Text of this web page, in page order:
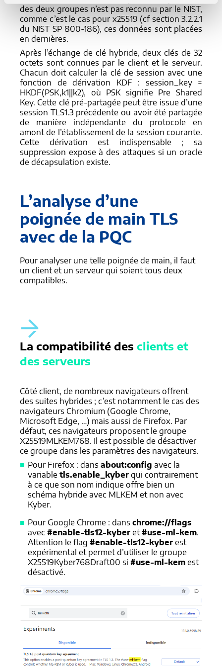
des deux groupes n’est pas reconnu par le NIST,
comme c’est le cas pour x25519 (cf section 3.2.2.1
du NIST SP 800-186), ces données sont placées
en dernières.
Après l’échange de clé hybride, deux clés de 32
octets sont connues par le client et le serveur.
Chacun doit calculer la clé de session avec une
fonction de dérivation KDF : session_key =
HKDF(PSK,k1||k2), où PSK signifie Pre Shared
Key. Cette clé pré-partagée peut être issue d’une
session TLS1.3 précédente ou avoir été partagée
de manière indépendante du protocole en
amont de l’établissement de la session courante.
Cette dérivation est indispensable ; sa
suppression expose à des attaques si un oracle
de décapsulation existe.
L’analyse d’une
poignée de main TLS
avec de la PQC
Pour analyser une telle poignée de main, il faut
un client et un serveur qui soient tous deux
compatibles.
La compatibilité des clients et
des serveurs
Côté client, de nombreux navigateurs offrent
des suites hybrides ; c’est notamment le cas des
navigateurs Chromium (Google Chrome,
Microsoft Edge, …) mais aussi de Firefox. Par
défaut, ces navigateurs proposent le groupe
X25519MLKEM768. Il est possible de désactiver
ce groupe dans les paramètres des navigateurs.
Pour Firefox : dans about:config avec la
variable tls.enable_kyber qui contrairement
à ce que son nom indique offre bien un
schéma hybride avec MLKEM et non avec
Kyber.
Pour Google Chrome : dans chrome://flags
avec #enable-tls12-kyber et#use-ml-kem.
Attention le flag #enable-tls12-kyber est
expérimental et permet d’utiliser le groupe
X25519Kyber768Draft00 si #use-ml-kem est
désactivé.